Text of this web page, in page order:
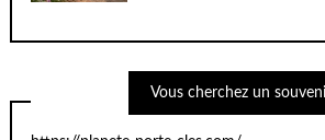
Vous cherchez un